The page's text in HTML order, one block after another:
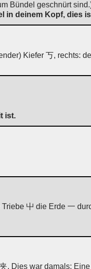
Bündel geschnürt
in deinem Kopf, dies
Kiefer 丂, rechts:
ist.
屮 die Erde 一
. Dies war damals: